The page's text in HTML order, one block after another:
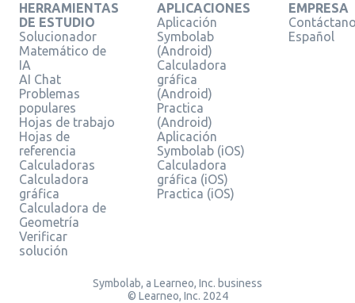
HERRAMIENTAS
DE ESTUDIO
Solucionador
Matemático de
IA
AI Chat
Problemas
populares
Hojas de trabajo
Hojas de
referencia
Calculadoras
Calculadora
gráfica
Calculadora de
Geometría
Verificar
solución
APLICACIONES
Aplicación
Symbolab
(Android)
Calculadora
gráfica
(Android)
Practica
(Android)
Aplicación
Symbolab (iOS)
Calculadora
gráfica (iOS)
Practica (iOS)
EMPRESA
Español
Symbolab, a Learneo, Inc. business
© Learneo, Inc. 2024